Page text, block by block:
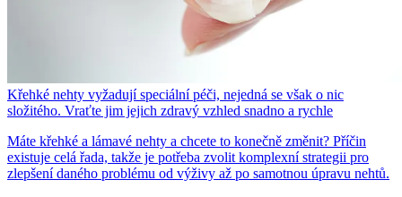
Křehké nehty vyžadují speciální péči, nejedná se však o nic
složitého. Vraťte jim jejich zdravý vzhled snadno a rychle
Máte křehké a lámavé nehty a chcete to konečně změnit? Příčin
existuje celá řada, takže je potřeba zvolit komplexní strategii pro
zlepšení daného problému od výživy až po samotnou úpravu nehtů.